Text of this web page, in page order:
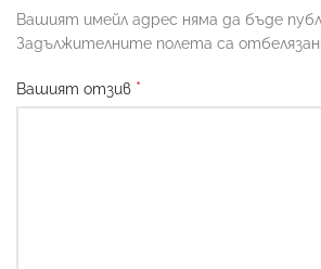
Вашият имейл адрес няма да бъде
Задължителните полета са
Вашият отзив *